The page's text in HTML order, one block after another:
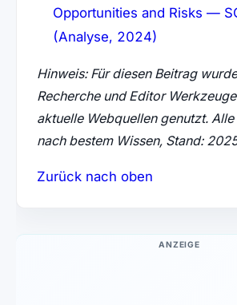
Opportunities and Risks —
(Analyse, 2024)
Hinweis: Für diesen Beitrag
Recherche und Editor
aktuelle Webquellen genutzt.
nach bestem Wissen, Stand:
Zurück nach oben
ANZEIGE